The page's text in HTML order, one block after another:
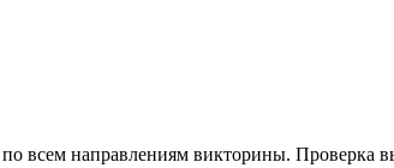
всем направлениям викторины. Проверка